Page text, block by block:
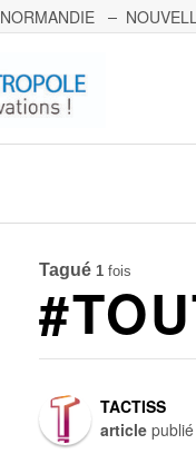
NORMANDIE
Tagué 1 fois
TACTISS
article